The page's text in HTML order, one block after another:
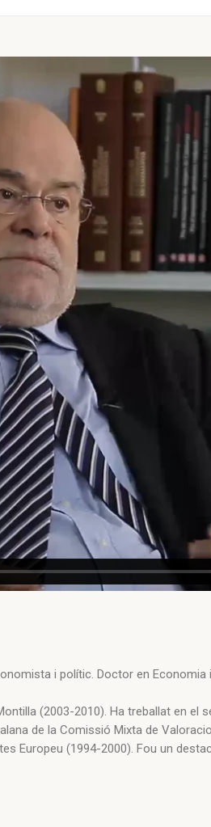
i polític. Doctor en Economia
(2003-2010). Ha treballat en el
de la Comissió Mixta de
Europeu (1994-2000). Fou un